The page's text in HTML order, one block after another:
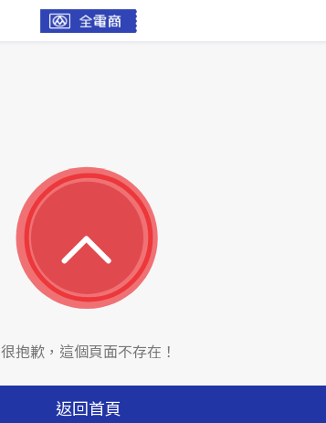
很抱歉，這個頁面不存在！
返回首頁